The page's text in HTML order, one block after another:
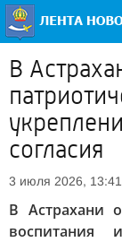
В
согласия
3 июля 2026, 13:41
В Астрахани
воспитания